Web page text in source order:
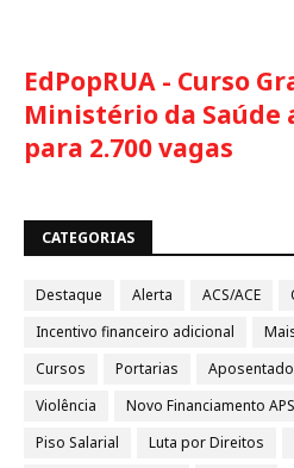
EdPopRUA - Curso
Ministério da Saúde
para 2.700 vagas
CATEGORIAS
Destaque Alerta ACS/ACE
Incentivo financeiro adicional
Cursos
Portarias
Violência
Novo Financiamento APS
Piso Salarial
Luta por Direitos